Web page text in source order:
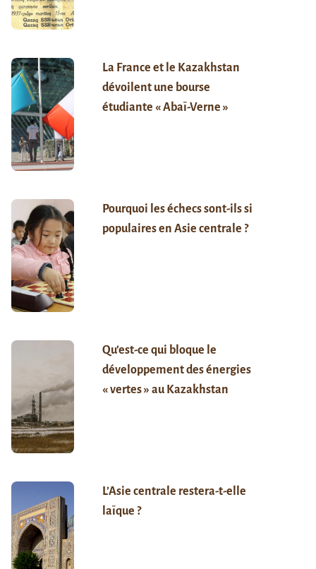
La France et le Kazakhstan
dévoilent une bourse
étudiante « Abaï-Verne »
Pourquoi les échecs sont-ils si
populaires en Asie centrale ?
Qu’est-ce qui bloque le
développement des énergies
« vertes » au Kazakhstan
L’Asie centrale restera-t-elle
laïque ?